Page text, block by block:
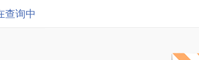
查询中